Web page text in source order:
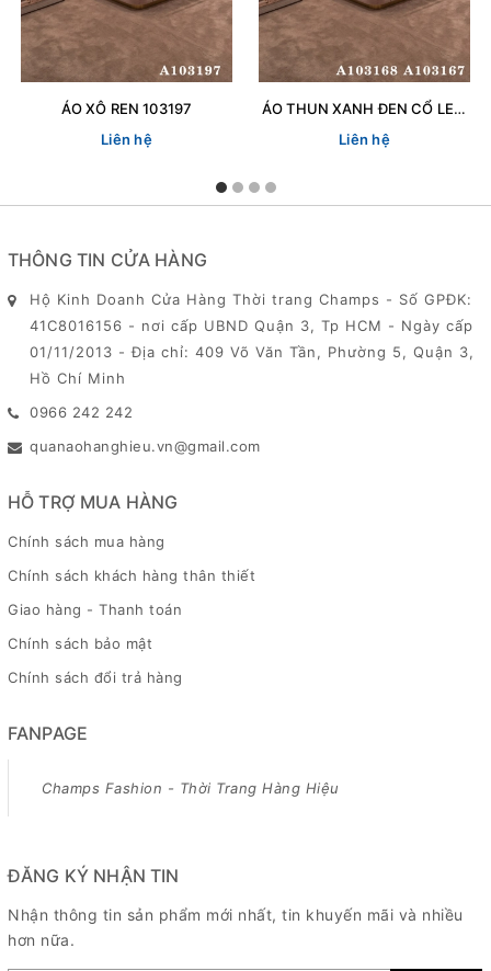
ÁO XÔ REN 103197
Liên hệ
ÁO THUN XANH ĐEN CỔ LEN 103167
Liên hệ
THÔNG TIN CỬA HÀNG
Hộ Kinh Doanh Cửa Hàng Thời trang Champs - Số GPĐK:
41C8016156 - nơi cấp UBND Quận 3, Tp HCM - Ngày cấp
01/11/2013 - Địa chỉ: 409 Võ Văn Tần, Phường 5, Quận 3,
Hồ Chí Minh
0966 242 242
quanaohanghieu.vn@gmail.com
HỖ TRỢ MUA HÀNG
Chính sách mua hàng
Chính sách khách hàng thân thiết
Giao hàng - Thanh toán
Chính sách bảo mật
Chính sách đổi trả hàng
FANPAGE
Champs Fashion - Thời Trang Hàng Hiệu
ĐĂNG KÝ NHẬN TIN
Nhận thông tin sản phẩm mới nhất, tin khuyến mãi và nhiều
hơn nữa.